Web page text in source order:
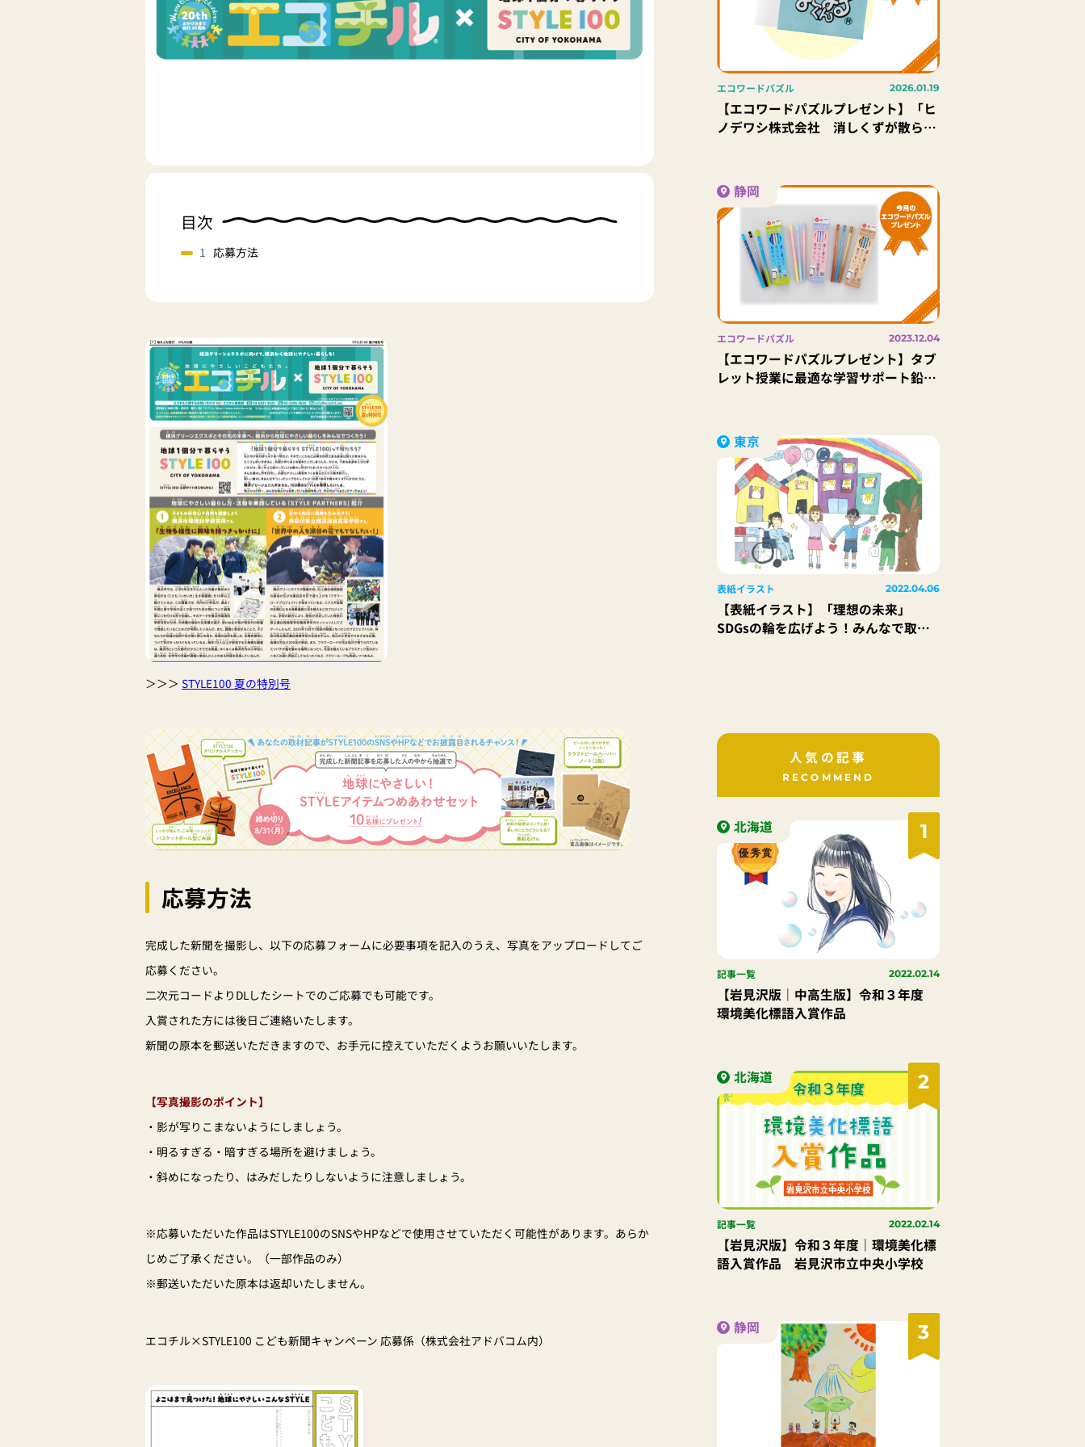
目次
応募方法
＞＞＞STYLE100 夏の特別号
応募方法
完成した新聞を撮影し、以下の応募フォームに必要事項を記入のうえ、写真をアップロードしてご
応募ください。
二次元コードよりDLしたシートでのご応募でも可能です。
入賞された方には後日ご連絡いたします。
新聞の原本を郵送いただきますので、お手元に控えていただくようお願いいたします。
【写真撮影のポイント】
・影が写りこまないようにしましょう。
・明るすぎる・暗すぎる場所を避けましょう。
・斜めになったり、はみだしたりしないように注意しましょう。
※応募いただいた作品はSTYLE100のSNSやHPなどで使用させていただく可能性があります。あらか
じめご了承ください。（一部作品のみ）
※郵送いただいた原本は返却いたしません。
エコチル×STYLE100 こども新聞キャンペーン 応募係（株式会社アドバコム内）
エコワードパズル 2026.01.19
【エコワードパズルプレゼント】「ヒ
ノデワシ株式会社 消しくずが散らば
静岡
エコワードパズル 2023.12.04
【エコワードパズルプレゼント】タブ
レット授業に最適な学習サポート鉛筆
東京
表紙イラスト 2022.04.06
【表紙イラスト】「理想の未来」
SDGsの輪を広げよう！みんなで取り
人気の記事
RECOMMEND
1
北海道
記事一覧 2022.02.14
【岩見沢版｜中高生版】令和３年度
環境美化標語入賞作品
2
北海道
記事一覧 2022.02.14
【岩見沢版】令和３年度｜環境美化標
語入賞作品 岩見沢市立中央小学校
3
静岡